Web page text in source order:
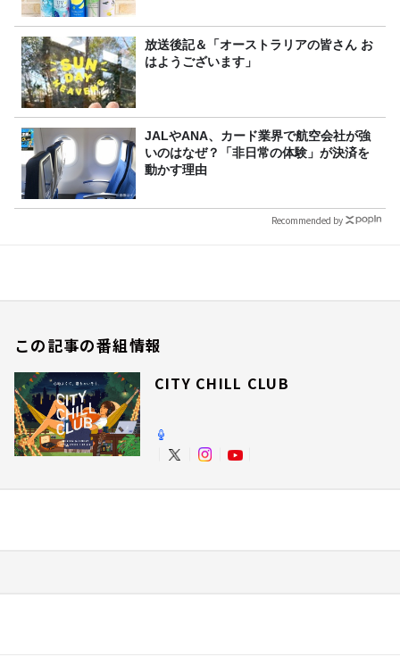
放送後記＆「オーストラリアの皆さん お
はようございます」
JALやANA、カード業界で航空会社が強
いのはなぜ？「非日常の体験」が決済を
動かす理由
Recommended by
この記事の番組情報
CITY CHILL CLUB